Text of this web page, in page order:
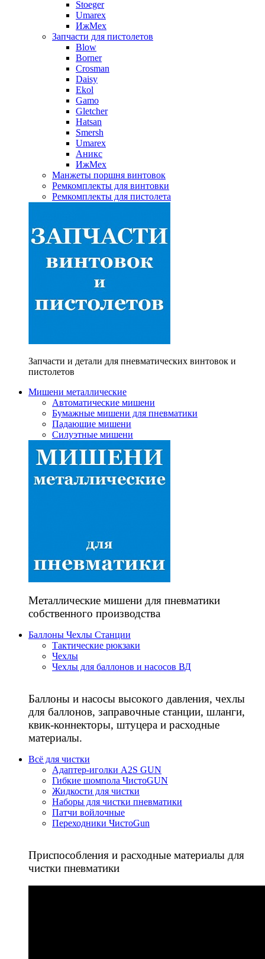
Stoeger
Umarex
ИжМех
Запчасти для пистолетов
Blow
Borner
Crosman
Daisy
Ekol
Gamo
Gletcher
Hatsan
Smersh
Umarex
Аникс
ИжМех
Манжеты поршня винтовок
Ремкомплекты для винтовки
Ремкомплекты для пистолета
Запчасти и детали для пневматических винтовок и
пистолетов
Мишени металлические
Автоматические мишени
Бумажные мишени для пневматики
Падающие мишени
Силуэтные мишени
Металлические мишени для пневматики
собственного производства
Баллоны Чехлы Станции
Тактические рюкзаки
Чехлы
Чехлы для баллонов и насосов ВД
Баллоны и насосы высокого давления, чехлы
для баллонов, заправочные станции, шланги,
квик-коннекторы, штуцера и расходные
материалы.
Всё для чистки
Адаптер-иголки A2S GUN
Гибкие шомпола ЧистоGUN
Жидкости для чистки
Наборы для чистки пневматики
Патчи войлочные
Переходники ЧистоGun
Приспособления и расходные материалы для
чистки пневматики